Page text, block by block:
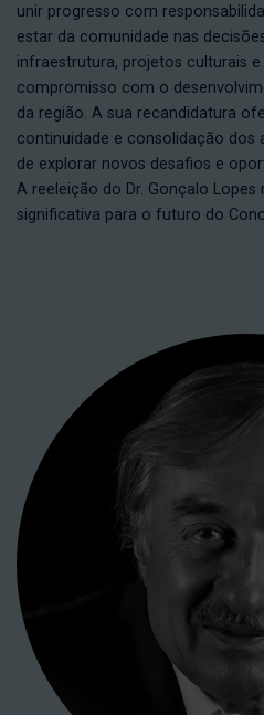
unir progresso com
estar da comunidade nas
infraestrutura, projetos culturais
compromisso com o
da região. A sua recandidatura
continuidade e consolidação dos
de explorar novos desafios e
A reeleição do Dr. Gonçalo
significativa para o futuro do